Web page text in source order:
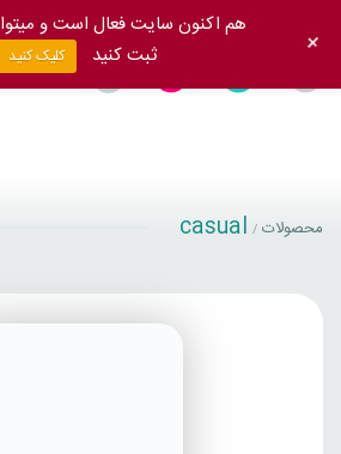
محصولات /
casual
هم اکنون سایت فعال است و
ثبت کنید
کلیک کنید +